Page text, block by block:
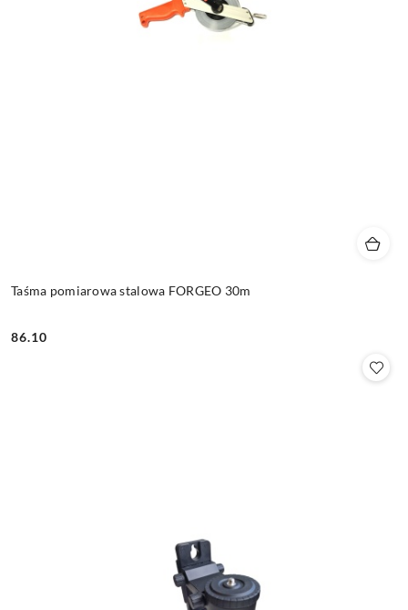
Taśma pomiarowa stalowa FORGEO 30m
Cena:
86.10